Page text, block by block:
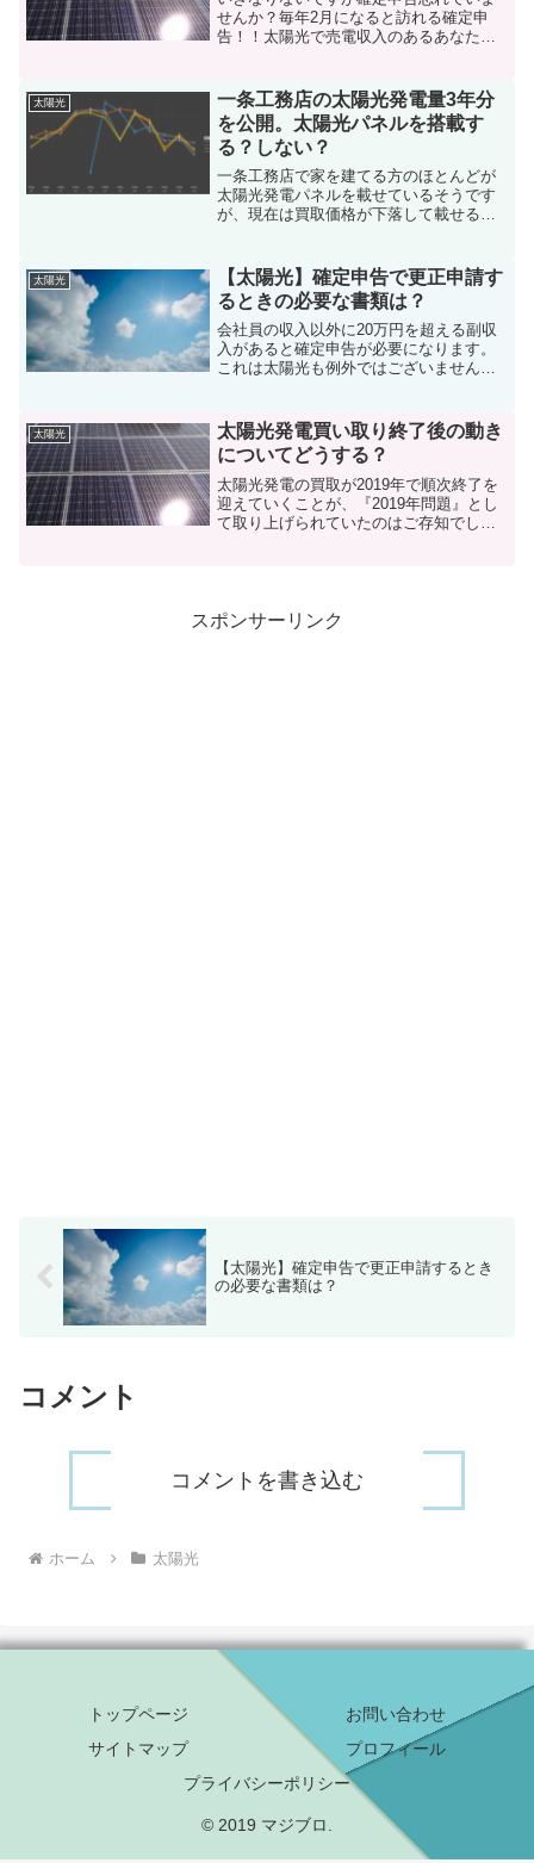
せんか？毎年2月になると訪れる確定申
告！！太陽光で売電収入のあるあなたも
日時間を取れないためe-Taxでやる方もい
るでしょう。そんな...
太陽光
一条工務店の太陽光発電量3年分
を公開。太陽光パネルを搭載す
る？しない？
一条工務店で家を建てる方のほとんどが
太陽光発電パネルを載せているそうです
が、現在は買取価格が下落して載せるべ
準の床暖が付いていたことです。太陽光
発電については何も考えて...
太陽光
【太陽光】確定申告で更正申請す
るときの必要な書類は？
会社員の収入以外に20万円を超える副収
入があると確定申告が必要になります。
これは太陽光も例外ではございません。
ます。間違って確定申告しても遡ること
５年までは更正申請とい...
太陽光
太陽光発電買い取り終了後の動き
についてどうする？
太陽光発電の買取が2019年で順次終了を
迎えていくことが、『2019年問題』とし
て取り上げられていたのはご存知でしょ
スポンサーリンク
【太陽光】確定申告で更正申請するとき
の必要な書類は？
コメント
コメントを書き込む
ホーム 太陽光
トップページ
お問い合わせ
サイトマップ
プロフィール
プライバシーポリシー
© 2019 マジブロ.